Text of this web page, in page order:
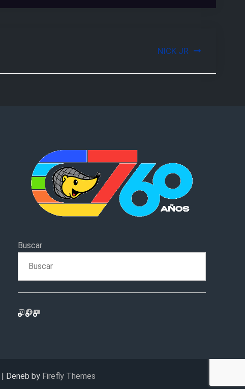
NICK JR
Buscar
Instagram
Facebook
YouTube
| Deneb by Firefly Themes